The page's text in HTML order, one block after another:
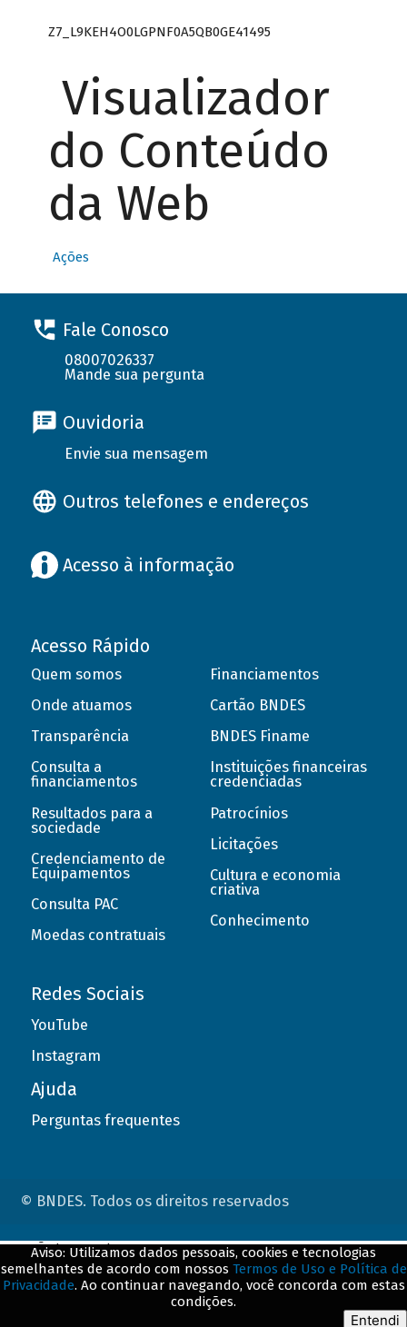
Z7_L9KEH4O0LGPNF0A5QB0GE41495
Visualizador
do Conteúdo
da Web
Ações
Fale Conosco
08007026337
Mande sua pergunta
Ouvidoria
Envie sua mensagem
Outros telefones e endereços
Acesso à informação
Acesso Rápido
Quem somos
Onde atuamos
Transparência
Consulta a
financiamentos
Resultados para a
sociedade
Credenciamento de
Equipamentos
Consulta PAC
Moedas contratuais
Financiamentos
Cartão BNDES
BNDES Finame
Instituições financeiras
credenciadas
Patrocínios
Licitações
Cultura e economia
criativa
Conhecimento
Redes Sociais
YouTube
Instagram
Ajuda
Perguntas frequentes
© BNDES. Todos os direitos reservados
Aviso: Utilizamos dados pessoais, cookies e tecnologias
semelhantes de acordo com nossos Termos de Uso e Política de
Privacidade. Ao continuar navegando, você concorda com estas
condições.
Entendi
ConteÃºdo complementar
${title}${badge}